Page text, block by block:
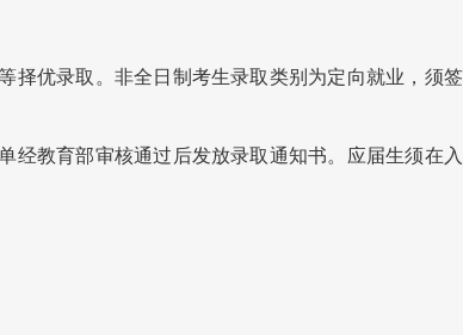
优录取。非全日制考生录取类别为定向就业，须
教育部审核通过后发放录取通知书。应届生须在